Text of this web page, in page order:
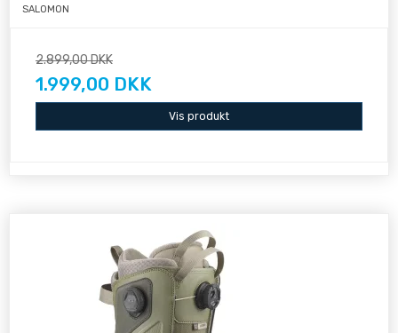
SALOMON
2.899,00 DKK
1.999,00 DKK
Vis produkt